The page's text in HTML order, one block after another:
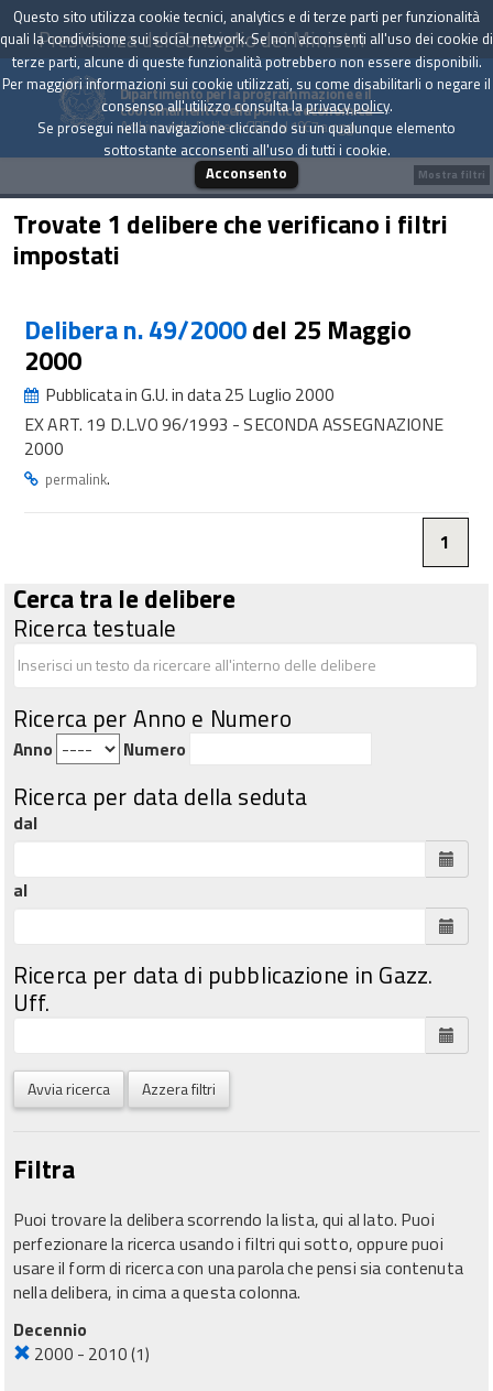
Presidenza del Consiglio dei Ministri
Dipartimento per la programmazione e il
coordinamento della politica economica
Archivio delle Delibere CIPE dal 1967 a oggi
Trovate 1 delibere che verificano i filtri
impostati
Delibera n. 49/2000del 25 Maggio
2000
Pubblicata in G.U. in data 25 Luglio 2000
EX ART. 19 D.L.VO 96/1993 - SECONDA ASSEGNAZIONE
2000
permalink.
1
Cerca tra le delibere
Ricerca testuale
Ricerca per Anno e Numero
Anno Numero
Ricerca per data della seduta
dal
al
Ricerca per data di pubblicazione in Gazz.
Uff.
Avvia ricerca Azzera filtri
Filtra
Puoi trovare la delibera scorrendo la lista, qui al lato. Puoi
perfezionare la ricerca usando i filtri qui sotto, oppure puoi
usare il form di ricerca con una parola che pensi sia contenuta
nella delibera, in cima a questa colonna.
Decennio
2000 - 2010(1)
Mostra filtri
Questo sito utilizza cookie tecnici, analytics e di terze parti per funzionalità
quali la condivisione sui social network. Se non acconsenti all'uso dei cookie di
terze parti, alcune di queste funzionalità potrebbero non essere disponibili.
Per maggiori informazioni sui cookie utilizzati, su come disabilitarli o negare il
consenso all'utilizzo consulta laprivacy policy.
Se prosegui nella navigazione cliccando su un qualunque elemento
sottostante acconsenti all'uso di tutti i cookie.
Acconsento